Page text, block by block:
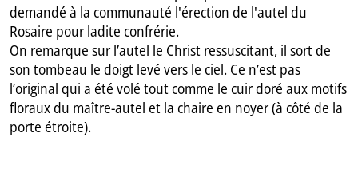
demandé à la communauté l'érection de l'autel du
Rosaire pour ladite confrérie.
On remarque sur l’autel le Christ ressuscitant, il sort de
son tombeau le doigt levé vers le ciel. Ce n’est pas
l’original qui a été volé tout comme le cuir doré aux motifs
floraux du maître-autel et la chaire en noyer (à côté de la
porte étroite).